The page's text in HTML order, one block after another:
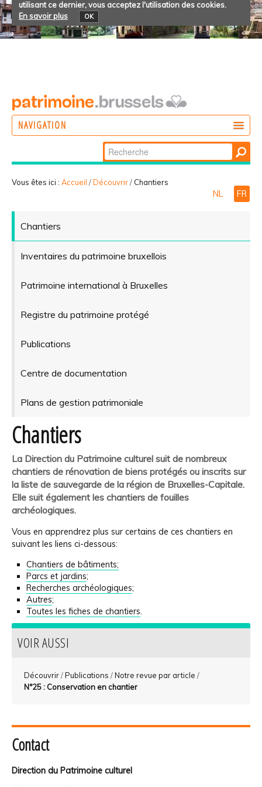
utilisant ce dernier, vous acceptez l'utilisation des cookies.
En savoir plus
OK
NAVIGATION
Chercher par
Recherche
avancée…
Vous êtes ici : Accueil /Découvrir/ Chantiers
NL FR
Chantiers
Inventaires du patrimoine bruxellois
Patrimoine international à Bruxelles
Registre du patrimoine protégé
Publications
Centre de documentation
Plans de gestion patrimoniale
Chantiers
La Direction du Patrimoine culturel suit de nombreux
chantiers de rénovation de biens protégés ou inscrits sur
la liste de sauvegarde de la région de Bruxelles-Capitale.
Elle suit également les chantiers de fouilles
archéologiques.
Vous en apprendrez plus sur certains de ces chantiers en
suivant les liens ci-dessous:
Chantiers de bâtiments;
Parcs et jardins;
Recherches archéologiques;
Autres;
Toutes les fiches de chantiers.
VOIR AUSSI
Découvrir/Publications /Notre revue par article /
N°25 : Conservation en chantier
Contact
Direction du Patrimoine culturel